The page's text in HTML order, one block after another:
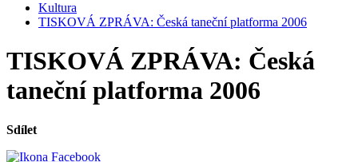
Kultura
TISKOVÁ ZPRÁVA: Česká taneční platforma 2006
TISKOVÁ ZPRÁVA: Česká
taneční platforma 2006
Sdílet